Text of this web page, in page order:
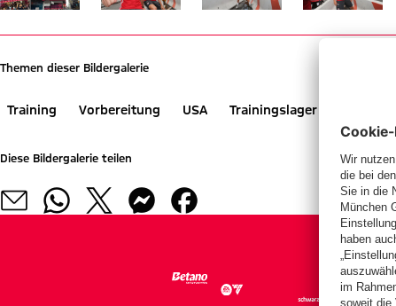
Themen dieser Bildergalerie
Training Vorbereitung USA Trainingslager
Diese Bildergalerie teilen